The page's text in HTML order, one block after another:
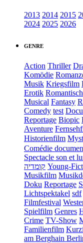
2013 2014 2015
2024 2025 2026
GENRE
Action Thriller
Komödie
Musik Kriegsfilm
Erotik
Musical Fantasy
Comedy test
Reportage Biopic
Aventure
Historienfilm
Comédie
Spectacle son et
קומדיה Young-
Musikfilm
Doku Reportage
Lichtspektakel sdf
Filmfestival
Spielfilm Genres
Crime TV-Show
Familienfilm
am Berghain